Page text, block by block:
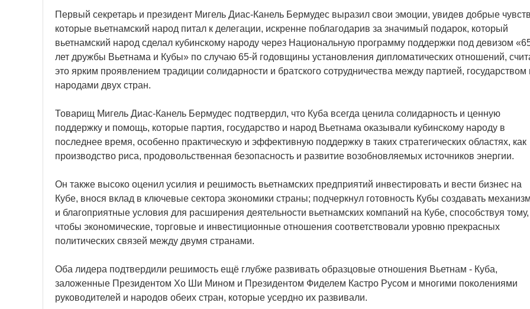
Первый секретарь и президент Мигель Диас-Канель Бермудес выразил свои эмоции, увидев добрые
которые вьетнамский народ питал к делегации, искренне поблагодарив за значимый подарок, который
вьетнамский народ сделал кубинскому народу через Национальную программу поддержки под девизом
лет дружбы Вьетнама и Кубы» по случаю 65-й годовщины установления дипломатических отношений,
это ярким проявлением традиции солидарности и братского сотрудничества между партией, государством
народами двух стран.
Товарищ Мигель Диас-Канель Бермудес подтвердил, что Куба всегда ценила солидарность и ценную
поддержку и помощь, которые партия, государство и народ Вьетнама оказывали кубинскому народу в
последнее время, особенно практическую и эффективную поддержку в таких стратегических областях, как
производство риса, продовольственная безопасность и развитие возобновляемых источников энергии.
Он также высоко оценил усилия и решимость вьетнамских предприятий инвестировать и вести бизнес на
Кубе, внося вклад в ключевые сектора экономики страны; подчеркнул готовность Кубы создавать
и благоприятные условия для расширения деятельности вьетнамских компаний на Кубе, способствуя тому,
чтобы экономические, торговые и инвестиционные отношения соответствовали уровню прекрасных
политических связей между двумя странами.
Оба лидера подтвердили решимость ещё глубже развивать образцовые отношения Вьетнам - Куба,
заложенные Президентом Хо Ши Мином и Президентом Фиделем Кастро Русом и многими поколениями
руководителей и народов обеих стран, которые усердно их развивали.